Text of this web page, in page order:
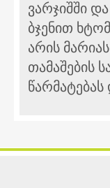
ვარჯიშში
ბჯენით
არის
თამაშების